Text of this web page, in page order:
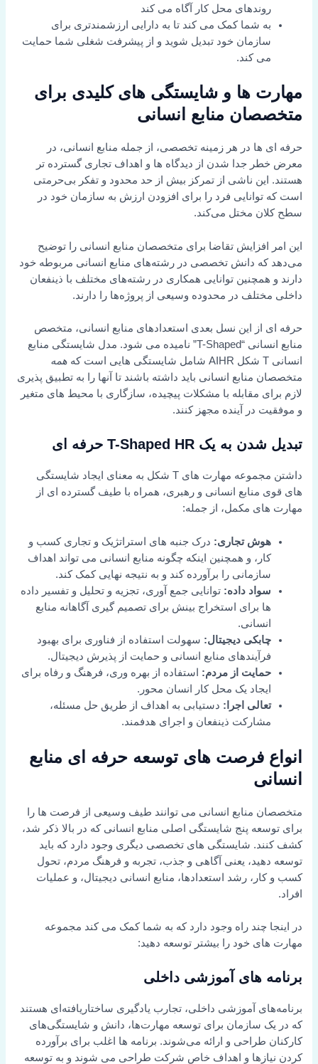
روندهای محل کار آگاه می کند
به شما کمک می کند تا به دارایی ارزشمندتری برای
سازمان خود تبدیل شوید و از پیشرفت شغلی شما حمایت
می کند.
مهارت ها و شایستگی های کلیدی برای
متخصصان منابع انسانی
حرفه ای ها در هر زمینه تخصصی، از جمله منابع انسانی، در
معرض خطر جدا شدن از دیدگاه ها و اهداف تجاری گسترده تر
هستند. این ناشی از تمرکز بیش از حد محدود و تفکر بی‌حرمتی
است که توانایی فرد را برای افزودن ارزش به سازمان خود در
سطح کلان مختل می‌کند.
این امر افزایش تقاضا برای متخصصان منابع انسانی را توضیح
می‌دهد که دانش تخصصی در رشته‌های منابع انسانی مربوطه خود
دارند و همچنین توانایی همکاری در رشته‌های مختلف با ذینفعان
داخلی مختلف در محدوده وسیعی از پروژه‌ها را دارند.
حرفه ای از این نسل بعدی استعدادهای منابع انسانی، متخصص
منابع انسانی “T-Shaped” نامیده می شود. مدل شایستگی منابع
انسانی T شکل AIHR شامل شایستگی هایی است که
همه
متخصصان منابع انسانی باید داشته باشند تا آنها را به تطبیق پذیری
لازم برای مقابله با مشکلات پیچیده، سازگاری با محیط های متغیر
و موفقیت در آینده مجهز کنند.
تبدیل شدن به یک T-Shaped HR حرفه ای
داشتن مجموعه مهارت های T شکل به معنای ایجاد شایستگی
های قوی منابع انسانی و رهبری، همراه با طیف گسترده ای از
مهارت های مکمل، از جمله:
هوش تجاری:درک جنبه های استراتژیک و تجاری کسب و
کار، و همچنین اینکه چگونه منابع انسانی می تواند اهداف
سازمانی را برآورده کند و به نتیجه نهایی کمک کند.
سواد داده:توانایی جمع آوری، تجزیه و تحلیل و تفسیر داده
ها برای استخراج بینش برای تصمیم گیری آگاهانه منابع
انسانی.
چابکی دیجیتال:سهولت استفاده از فناوری برای بهبود
فرآیندهای منابع انسانی و حمایت از پذیرش دیجیتال.
حمایت از مردم:استفاده از بهره وری، فرهنگ و رفاه برای
ایجاد یک محل کار انسان محور.
تعالی اجرا: دستیابی به اهداف از طریق حل مسئله،
مشارکت ذینفعان و اجرای هدفمند.
انواع فرصت های توسعه حرفه ای منابع
انسانی
متخصصان منابع انسانی می توانند طیف وسیعی از فرصت ها را
برای توسعه پنج شایستگی اصلی منابع انسانی که در بالا ذکر شد،
کشف کنند. شایستگی های تخصصی دیگری وجود دارد که باید
توسعه دهید، یعنی آگاهی و جذب، تجربه و فرهنگ مردم، تحول
کسب و کار، رشد استعدادها، منابع انسانی دیجیتال، و عملیات
افراد.
در اینجا چند راه وجود دارد که به شما کمک می کند مجموعه
مهارت های خود را بیشتر توسعه دهید:
برنامه های آموزشی داخلی
برنامه‌های آموزشی داخلی، تجارب یادگیری ساختاریافته‌ای هستند
که در یک سازمان برای توسعه مهارت‌ها، دانش و شایستگی‌های
کارکنان طراحی و ارائه می‌شوند. برنامه ها اغلب برای برآورده
کردن نیازها و اهداف خاص شرکت طراحی می شوند و به توسعه